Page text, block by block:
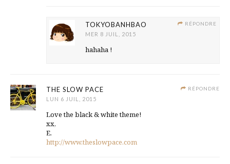
RÉPONDRE
TOKYOBANHBAO
MER 8 JUIL, 2015
hahaha !
RÉPONDRE
THE SLOW PACE
LUN 6 JUIL, 2015
Love the black & white theme!
xx,
E.
http://www.theslowpace.com